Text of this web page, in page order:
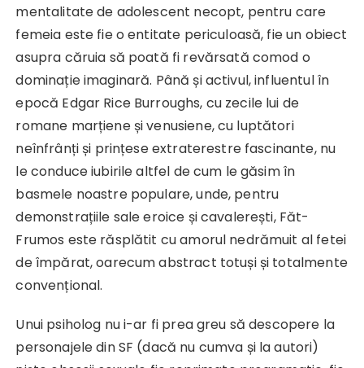
mentalitate de adolescent necopt, pentru care
femeia este fie o entitate periculoasă, fie un obiect
asupra căruia să poată fi revărsată comod o
dominație imaginară. Până și activul, influentul în
epocă Edgar Rice Burroughs, cu zecile lui de
romane marțiene și venusiene, cu luptători
neînfrânți și prințese extraterestre fascinante, nu
le conduce iubirile altfel de cum le găsim în
basmele noastre populare, unde, pentru
demonstrațiile sale eroice și cavalerești, Făt-
Frumos este răsplătit cu amorul nedrămuit al fetei
de împărat, oarecum abstract totuși și totalmente
convențional.
Unui psiholog nu i-ar fi prea greu să descopere la
personajele din SF (dacă nu cumva și la autori)